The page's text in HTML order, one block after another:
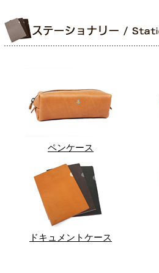
ペンケース
ドキュメントケース